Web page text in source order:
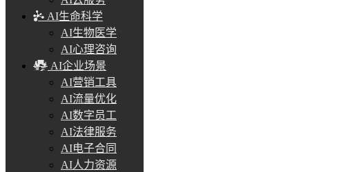
AI生命科学
AI生物医学
AI心理咨询
AI企业场景
AI营销工具
AI流量优化
AI数字员工
AI法律服务
AI电子合同
AI人力资源